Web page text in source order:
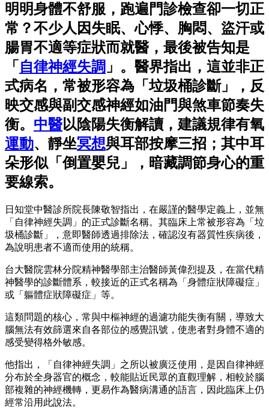
明明身體不舒服，跑遍門診檢查卻一切正
常？不少人因失眠、心悸、胸悶、盜汗或
腸胃不適等症狀而就醫，最後被告知是
「 自律神經失調 」。醫界指出，這並非正
式病名，常被形容為「垃圾桶診斷」，反
映交感與副交感神經如油門與煞車節奏失
衡。 中醫以陰陽失衡解讀，建議規律有氧
運動、靜坐冥想與耳部按摩三招；其中耳
朵形似「倒置嬰兒」，暗藏調節身心的重
要線索。
日知堂中醫診所院長陳敬智指出，在嚴謹的醫學定義上，並無
「自律神經失調」的正式診斷名稱。其臨床上常被形容為「垃
圾桶診斷」，意即醫師透過排除法，確認沒有器質性疾病後，
為說明患者不適而使用的統稱。
台大醫院雲林分院精神醫學部主治醫師黃偉烈提及，在當代精
神醫學的診斷體系，較接近的正式名稱為「身體症狀障礙症」
或「軀體症狀障礙症」等。
這類問題的核心，常與中樞神經的過濾功能失衡有關，導致大
腦無法有效篩選來自各部位的感覺訊號，使患者對身體不適的
感受變得格外敏感。
他指出，「自律神經失調」之所以被廣泛使用，是因自律神經
分布於全身器官的概念，較能貼近民眾的直觀理解，相較於腦
部複雜的神經機轉，更易作為醫病溝通的語言，因此臨床上仍
經常沿用此說法。